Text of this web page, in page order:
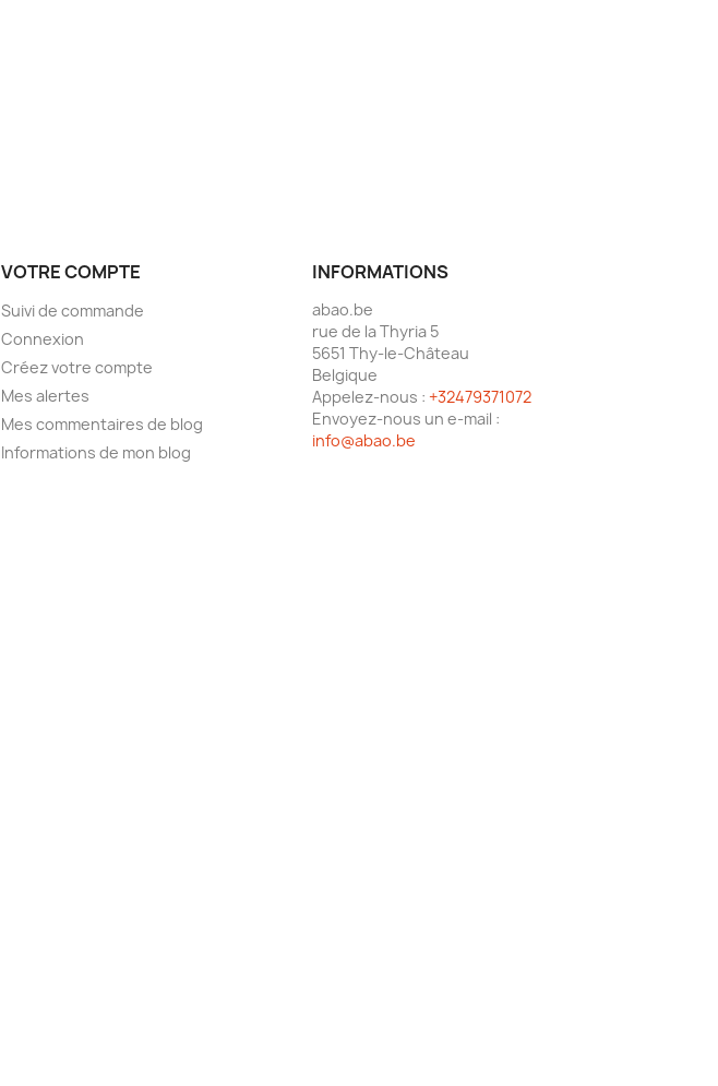
VOTRE COMPTE
Suivi de commande
Connexion
Créez votre compte
Mes alertes
Mes commentaires de blog
Informations de mon blog
INFORMATIONS
abao.be
rue de la Thyria 5
5651 Thy-le-Château
Belgique
Appelez-nous : +32479371072
Envoyez-nous un e-mail :
info@abao.be